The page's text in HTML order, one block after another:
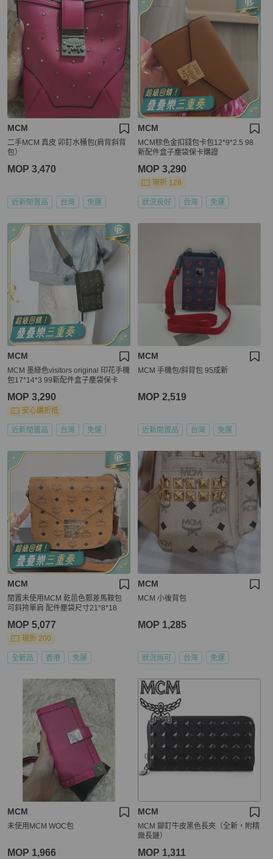
MCM
二手MCM 真皮 卯釘水桶包(肩背斜背
包）
MOP 3,470
近新閒置品 台灣 免運
MCM
MCM棕色金扣錢包卡包12*9*2.5 98
新配件盒子塵袋保卡購證
MOP 3,290
現折 128
狀況良好 台灣 免運
MCM
MCM 墨綠色visitors original 印花手機
包17*14*3 99新配件盒子塵袋保卡
MOP 3,290
安心購折抵
近新閒置品 台灣 免運
MCM
MCM 手機包/斜背包 95成新
MOP 2,519
近新閒置品 台灣 免運
MCM
閒置未使用MCM 乾邑色郵差馬鞍包
可斜挎單肩 配件塵袋尺寸21*8*18
MOP 5,077
現折 200
全新品 香港 免運
MCM
MCM 小後背包
MOP 1,285
狀況尚可 台灣 免運
MCM
未使用MCM WOC包
MOP 1,966
MCM
MCM 鉚釘牛皮黑色長夾（全新，附精
緻長鏈）
MOP 1,311